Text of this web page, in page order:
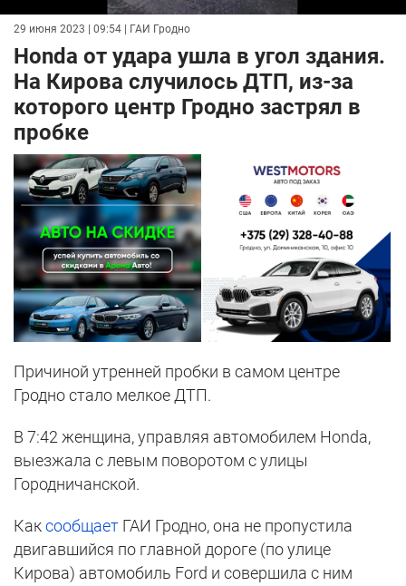
29 июня 2023 | 09:54 | ГАИ Гродно
Honda от удара ушла в угол здания.
На Кирова случилось ДТП, из-за
которого центр Гродно застрял в
пробке
Причиной утренней пробки в самом центре
Гродно стало мелкое ДТП.
В 7:42 женщина, управляя автомобилем Honda,
выезжала с левым поворотом с улицы
Городничанской.
Каксообщает ГАИ Гродно, она не пропустила
двигавшийся по главной дороге (по улице
Кирова) автомобиль Ford и совершила с ним